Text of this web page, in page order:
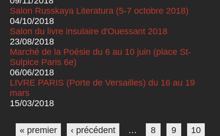
Salon Russkaya Literatura (5-7 octobre 2018)
04/10/2018
Salon du livre insulaire d'Ouessant 2018
23/08/2018
Marché de la Poésie du 6 au 10 juin (place St-
Sulpice Paris 6e)
06/06/2018
LIVRE PARIS (Porte de Versailles) du 16 au 19
mars
15/03/2018
Pages
« premier ‹ précédent … 8 9 10